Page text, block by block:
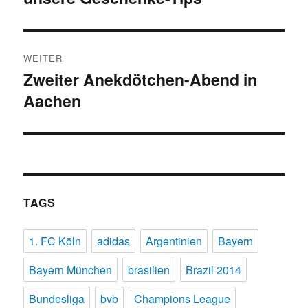
WEITER
Nächster
Beitrag:
Zweiter Anekdötchen-Abend in
Aachen
TAGS
1. FC Köln adidas Argentinien
Bayern
Bayern München
brasilien
Brazil 2014
Bundesliga
bvb Champions League